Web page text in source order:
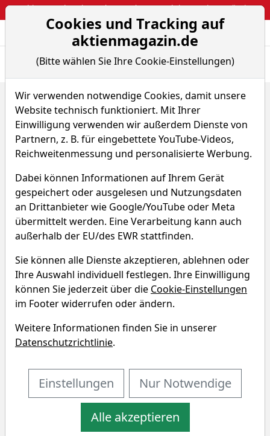
Webinar: So kassierst du trotzdem attraktive Optionsprämien
Aktien- und
Home Aktien
Terns Pharmaceuticals Inc.
Sparplan-Simulator
Terns Pharmaceuticals Aktie
Terns Pharmaceuticals Sparplan-
Simulator
Startkapital monatlicher Sparbetrag
n
Cookies und Tracking auf
aktienmagazin.de
(Bitte wählen Sie Ihre Cookie-Einstellungen)
Wir verwenden notwendige Cookies, damit unsere
Website technisch funktioniert. Mit Ihrer
Einwilligung verwenden wir außerdem Dienste von
Partnern, z. B. für eingebettete YouTube-Videos,
Reichweitenmessung und personalisierte Werbung.
Dabei können Informationen auf Ihrem Gerät
gespeichert oder ausgelesen und Nutzungsdaten
an Drittanbieter wie Google/YouTube oder Meta
übermittelt werden. Eine Verarbeitung kann auch
außerhalb der EU/des EWR stattfinden.
Sie können alle Dienste akzeptieren, ablehnen oder
Ihre Auswahl individuell festlegen. Ihre Einwilligung
können Sie jederzeit über die Cookie-Einstellungen
im Footer widerrufen oder ändern.
Weitere Informationen finden Sie in unserer
Datenschutzrichtlinie.
Einstellungen Nur Notwendige
Alle akzeptieren